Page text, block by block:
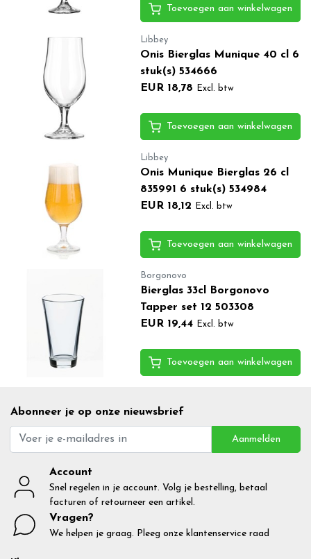
Toevoegen aan winkelwagen
Libbey
Onis Bierglas Munique 40 cl 6
stuk(s) 534666
EUR 18,78
Excl. btw
Toevoegen aan winkelwagen
Libbey
Onis Munique Bierglas 26 cl
835991 6 stuk(s) 534984
EUR 18,12
Excl. btw
Toevoegen aan winkelwagen
Borgonovo
Bierglas 33cl Borgonovo
Tapper set 12 503308
EUR 19,44
Excl. btw
Toevoegen aan winkelwagen
Abonneer je op onze nieuwsbrief
Aanmelden
Account
Snel regelen in je account. Volg je bestelling, betaal
facturen of retourneer een artikel.
Vragen?
We helpen je graag. Pleeg onze klantenservice raad